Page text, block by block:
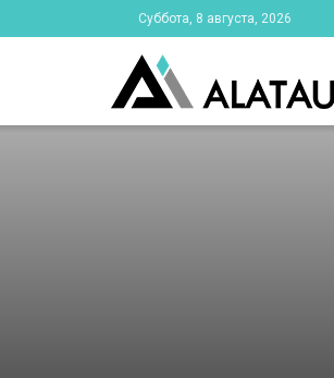
Суббота, 8 августа, 2026